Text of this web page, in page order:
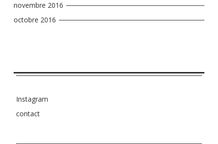
novembre 2016
octobre 2016
Instagram
contact